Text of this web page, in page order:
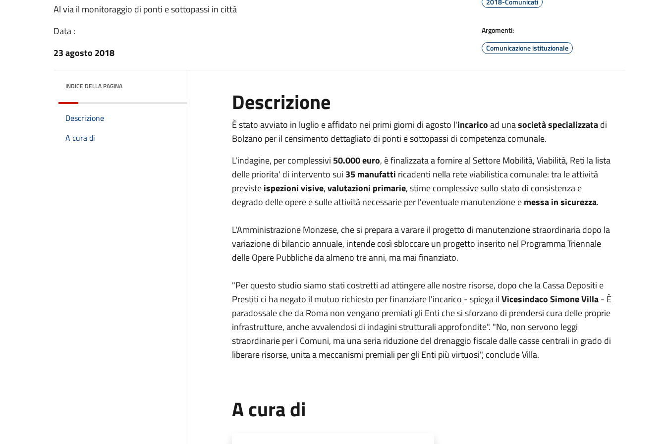
Al via il monitoraggio di ponti e sottopassi in città
Data :
23 agosto 2018
Argomenti:
Comunicazione istituzionale
INDICE DELLA PAGINA
Descrizione
A cura di
Descrizione
È stato avviato in luglio e affidato nei primi giorni di agosto l'incaricoad unasocietà specializzatadi
Bolzano per il censimento dettagliato di ponti e sottopassi di competenza comunale.
L'indagine, per complessivi 50.000 euro, è finalizzata a fornire al Settore Mobilità, Viabilità, Reti la lista
delle priorita' di intervento sui 35 manufatti ricadenti nella rete viabilistica comunale: tra le attività
previsteispezioni visive,valutazioni primarie, stime complessive sullo stato di consistenza e
degrado delle opere e sulle attività necessarie per l'eventuale manutenzione emessa in sicurezza.
L'Amministrazione Monzese, che si prepara a varare il progetto di manutenzione straordinaria dopo la
variazione di bilancio annuale, intende così sbloccare un progetto inserito nel Programma Triennale
delle Opere Pubbliche da almeno tre anni, ma mai finanziato.
"Per questo studio siamo stati costretti ad attingere alle nostre risorse, dopo che la Cassa Depositi e
Prestiti ci ha negato il mutuo richiesto per finanziare l'incarico - spiega ilVicesindaco Simone Villa- È
paradossale che da Roma non vengano premiati gli Enti che si sforzano di prendersi cura delle proprie
infrastrutture, anche avvalendosi di indagini strutturali approfondite". "No, non servono leggi
straordinarie per i Comuni, ma una seria riduzione del drenaggio fiscale dalle casse centrali in grado di
liberare risorse, unita a meccanismi premiali per gli Enti più virtuosi", conclude Villa.
A cura di